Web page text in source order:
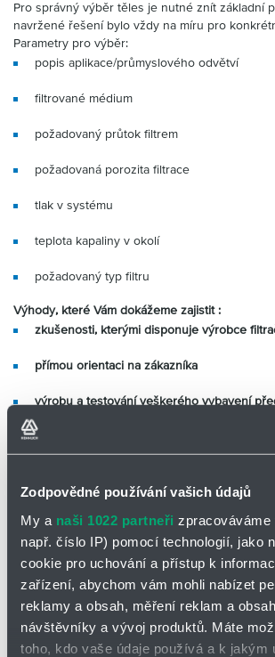
Zodpovědné používání vašich údajů
My a naši 1022 partneři zpracováváme
např. číslo IP) pomocí technologií, jako
cookie pro uchování a přístup k
zařízení, abychom vám mohli nabízet
reklamy a obsah, měření reklam a
návštěvníky a vývoj produktů. Máte
toho, kdo vaše údaje používá a k jakým
Přihlásit se
CZK
Nákupní seznam
Pro správný výběr těles je nutné znít základní
navržené řešení bylo vždy na míru pro
Parametry pro výběr:
popis aplikace/průmyslového odvětví
filtrované médium
požadovaný průtok filtrem
požadovaná porozita filtrace
tlak v systému
teplota kapaliny v okolí
požadovaný typ filtru
Výhody, které Vám dokážeme zajistit :
zkušenosti, kterými disponuje výrobce
přímou orientaci na zákazníka
výrobu a testování veškerého vybavení
odpovědnost za celkový projekt
připojení, zprovoznění
a další
Pro více informací :
Navštivte na našeproduktové stránky